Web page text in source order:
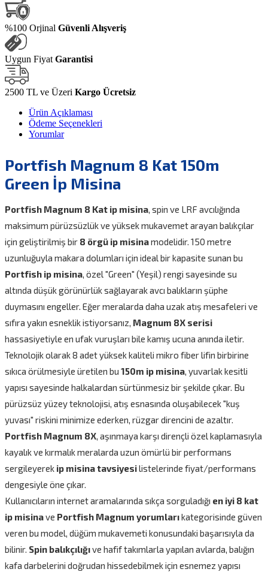
%100 Orjinal Güvenli Alışveriş
Uygun Fiyat Garantisi
2500 TL ve Üzeri Kargo Ücretsiz
Ürün Açıklaması
Ödeme Seçenekleri
Yorumlar
Portfish Magnum 8 Kat 150m
Green İp Misina
Portfish Magnum 8 Kat ip misina, spin ve LRF avcılığında
maksimum pürüzsüzlük ve yüksek mukavemet arayan balıkçılar
için geliştirilmiş bir 8 örgü ip misinamodelidir. 150 metre
uzunluğuyla makara dolumları için ideal bir kapasite sunan bu
Portfish ip misina, özel "Green" (Yeşil) rengi sayesinde su
altında düşük görünürlük sağlayarak avcı balıkların şüphe
duymasını engeller. Eğer meralarda daha uzak atış mesafeleri ve
sıfıra yakın esneklik istiyorsanız, Magnum 8X serisi
hassasiyetiyle en ufak vuruşları bile kamış ucuna anında iletir.
Teknolojik olarak 8 adet yüksek kaliteli mikro fiber lifin birbirine
sıkıca örülmesiyle üretilen bu 150m ip misina, yuvarlak kesitli
yapısı sayesinde halkalardan sürtünmesiz bir şekilde çıkar. Bu
pürüzsüz yüzey teknolojisi, atış esnasında oluşabilecek "kuş
yuvası" riskini minimize ederken, rüzgar direncini de azaltır.
Portfish Magnum 8X, aşınmaya karşı dirençli özel kaplamasıyla
kayalık ve kırmalık meralarda uzun ömürlü bir performans
sergileyerek ip misina tavsiyesilistelerinde fiyat/performans
dengesiyle öne çıkar.
Kullanıcıların internet aramalarında sıkça sorguladığı en iyi 8 kat
ip misinave Portfish Magnum yorumlarıkategorisinde güven
veren bu model, düğüm mukavemeti konusundaki başarısıyla da
bilinir. Spin balıkçılığıve hafif takımlarla yapılan avlarda, balığın
kafa darbelerini doğrudan hissedebilmek için esnemez yapısı